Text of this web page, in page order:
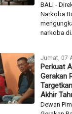
BALI -
Narkoba
narkoba di...
Jumat, 07
Perkuat
Gerakan
Akhir
Dewan